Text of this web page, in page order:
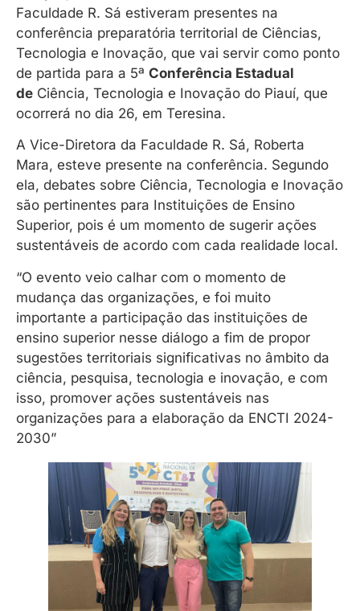
Faculdade R. Sá estiveram presentes na
conferência preparatória territorial de Ciências,
Tecnologia e Inovação, que vai servir como ponto
de partida para a 5ª Conferência Estadual
de Ciência, Tecnologia e Inovação do Piauí, que
ocorrerá no dia 26, em Teresina.
A Vice-Diretora da Faculdade R. Sá, Roberta
Mara, esteve presente na conferência. Segundo
ela, debates sobre Ciência, Tecnologia e Inovação
são pertinentes para Instituições de Ensino
Superior, pois é um momento de sugerir ações
sustentáveis de acordo com cada realidade local.
“O evento veio calhar com o momento de
mudança das organizações, e foi muito
importante a participação das instituições de
ensino superior nesse diálogo a fim de propor
sugestões territoriais significativas no âmbito da
ciência, pesquisa, tecnologia e inovação, e com
isso, promover ações sustentáveis nas
organizações para a elaboração da ENCTI 2024-
2030”